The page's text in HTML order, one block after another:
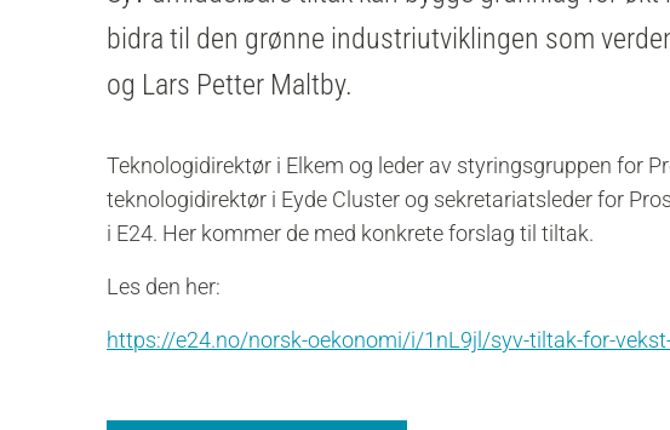
bidra til den grønne industriutviklingen som
og Lars Petter Maltby.
Teknologidirektør i Elkem og leder av styringsgruppen for
teknologidirektør i Eyde Cluster og sekretariatsleder for
i E24. Her kommer de med konkrete forslag til tiltak.
Les den her:
https://e24.no/norsk-oekonomi/i/1nL9jl/syv-tiltak-for-